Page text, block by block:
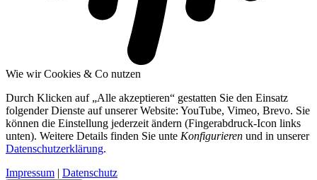
Wie wir Cookies & Co nutzen
Durch Klicken auf „Alle akzeptieren“ gestatten Sie den Einsatz
folgender Dienste auf unserer Website: YouTube, Vimeo, Brevo. Sie
können die Einstellung jederzeit ändern (Fingerabdruck-Icon links
unten). Weitere Details finden Sie unte Konfigurieren und in unserer
Datenschutzerklärung.
Impressum | Datenschutz